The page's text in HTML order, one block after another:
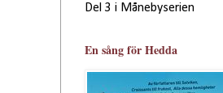
Del 3 i Månebyserien
En sång för Hedda